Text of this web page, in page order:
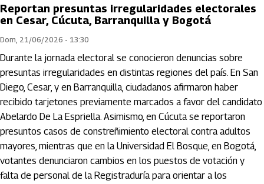
Reportan presuntas irregularidades electorales
en Cesar, Cúcuta, Barranquilla y Bogotá
Dom, 21/06/2026 - 13:30
Durante la jornada electoral se conocieron denuncias sobre
presuntas irregularidades en distintas regiones del país. En San
Diego, Cesar, y en Barranquilla, ciudadanos afirmaron haber
recibido tarjetones previamente marcados a favor del candidato
Abelardo De La Espriella. Asimismo, en Cúcuta se reportaron
presuntos casos de constreñimiento electoral contra adultos
mayores, mientras que en la Universidad El Bosque, en Bogotá,
votantes denunciaron cambios en los puestos de votación y
falta de personal de la Registraduría para orientar a los